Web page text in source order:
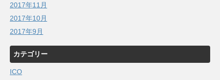
2017年11月
2017年10月
2017年9月
カテゴリー
ICO